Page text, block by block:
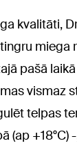
kvalitāti,
miega
pašā
vismaz
telpas
(ap +18°C)